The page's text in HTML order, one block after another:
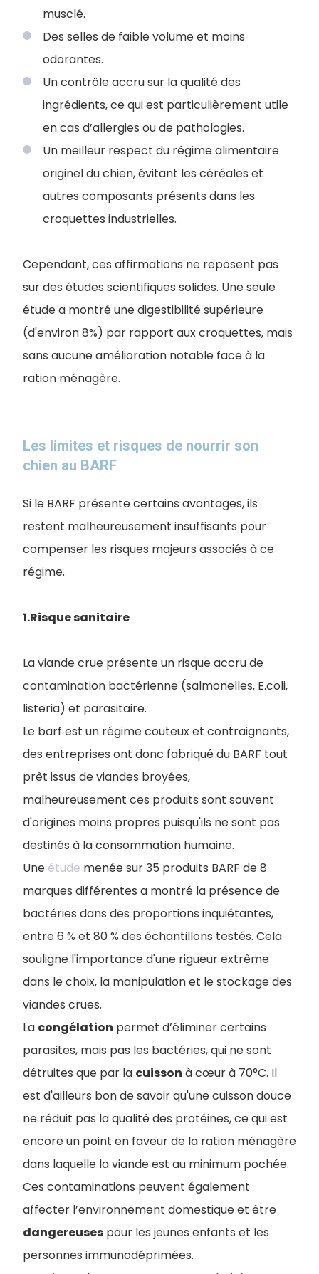
musclé.
Des selles de faible volume et moins
odorantes.
Un contrôle accru sur la qualité des
ingrédients, ce qui est particulièrement utile
en cas d’allergies ou de pathologies.
Un meilleur respect du régime alimentaire
originel du chien, évitant les céréales et
autres composants présents dans les
croquettes industrielles.
Cependant, ces affirmations ne reposent pas
sur des études scientifiques solides. Une seule
étude a montré une digestibilité supérieure
(d'environ 8%) par rapport aux croquettes, mais
sans aucune amélioration notable face à la
ration ménagère.
Les limites et risques de nourrir son
chien au BARF
Si le BARF présente certains avantages, ils
restent malheureusement insuffisants pour
compenser les risques majeurs associés à ce
régime.
1.Risque sanitaire
La viande crue présente un risque accru de
contamination bactérienne (salmonelles, E.coli,
listeria) et parasitaire.
Le barf est un régime couteux et contraignants,
des entreprises ont donc fabriqué du BARF tout
prêt issus de viandes broyées,
malheureusement ces produits sont souvent
d'origines moins propres puisqu'ils ne sont pas
destinés à la consommation humaine.
Une étude menée sur 35 produits BARF de 8
marques différentes a montré la présence de
bactéries dans des proportions inquiétantes,
entre 6 % et 80 % des échantillons testés. Cela
souligne l'importance d'une rigueur extrême
dans le choix, la manipulation et le stockage des
viandes crues.
La congélation permet d’éliminer certains
parasites, mais pas les bactéries, qui ne sont
détruites que par la cuisson à cœur à 70°C. Il
est d'ailleurs bon de savoir qu'une cuisson douce
ne réduit pas la qualité des protéines, ce qui est
encore un point en faveur de la ration ménagère
dans laquelle la viande est au minimum pochée.
Ces contaminations peuvent également
affecter l’environnement domestique et être
dangereuses pour les jeunes enfants et les
personnes immunodéprimées.